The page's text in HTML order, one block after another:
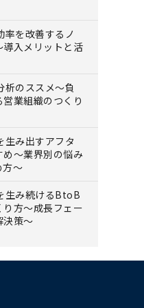
率を改善するノ
入メリットと活
析のススメ～負
業組織のつくり
生み出すアフタ
～業界別の悩み
方～
生み続けるBtoB
方～成長フェー
決策～